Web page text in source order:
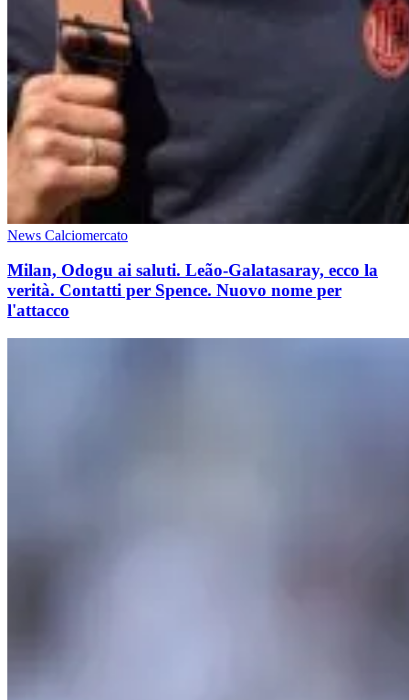
News Calciomercato
Milan, Odogu ai saluti. Leão-Galatasaray, ecco la
verità. Contatti per Spence. Nuovo nome per
l'attacco